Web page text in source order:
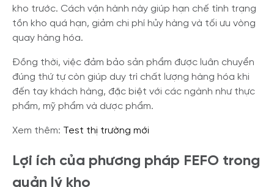
kho trước. Cách vận hành này giúp hạn chế tình trạng
tồn kho quá hạn, giảm chi phí hủy hàng và tối ưu vòng
quay hàng hóa.
Đồng thời, việc đảm bảo sản phẩm được luân chuyển
đúng thứ tự còn giúp duy trì chất lượng hàng hóa khi
đến tay khách hàng, đặc biệt với các ngành như thực
phẩm, mỹ phẩm và dược phẩm.
Xem thêm: Test thị trường mới
Lợi ích của phương pháp FEFO trong
quản lý kho